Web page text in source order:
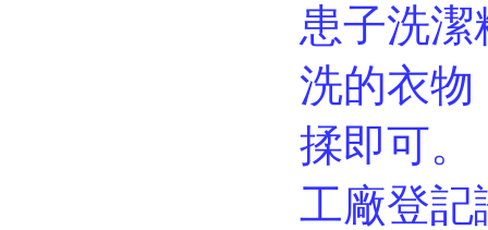
患子洗
洗的衣物
揉即可。
工廠登記